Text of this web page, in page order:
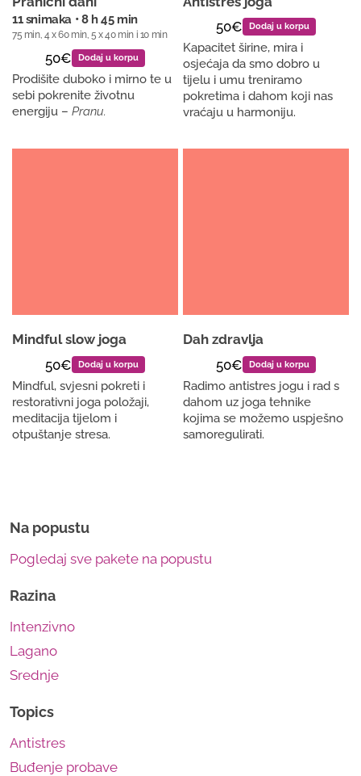
11 snimaka • 8 h 45 min
75 min, 4 x 60 min, 5 x 40 min i 10 min
50€ Dodaj u korpu
Prodišite duboko i mirno te u
sebi pokrenite životnu
energiju – Pranu.
50€
Dodaj u korpu
Kapacitet širine, mira i
osjećaja da smo dobro u
tijelu i umu treniramo
pokretima i dahom koji nas
vraćaju u harmoniju.
Mindful slow joga
50€
Dodaj u korpu
Mindful, svjesni pokreti i
restorativni joga položaji,
meditacija tijelom i
otpuštanje stresa.
Dah zdravlja
50€
Dodaj u korpu
Radimo antistres jogu i rad s
dahom uz joga tehnike
kojima se možemo uspješno
samoregulirati.
Na popustu
Pogledaj sve pakete na popustu
Razina
Intenzivno
Lagano
Srednje
Topics
Antistres
Buđenje probave